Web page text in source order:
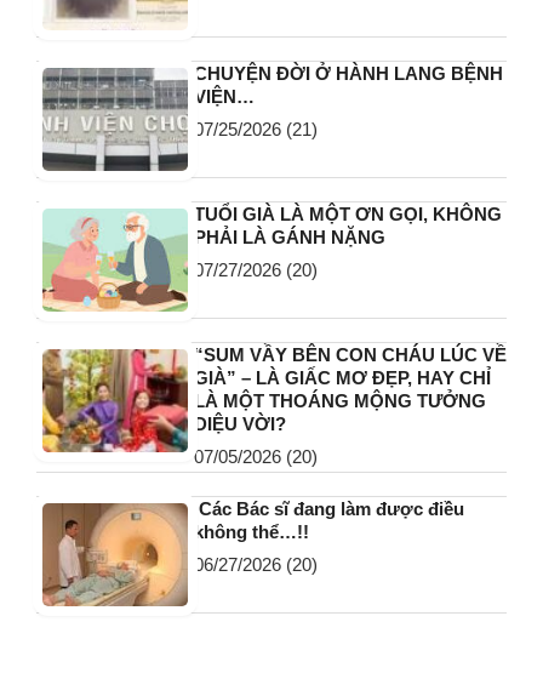
CHUYỆN ĐỜI Ở HÀNH LANG BỆNH
VIỆN…
07/25/2026 (21)
TUỔI GIÀ LÀ MỘT ƠN GỌI, KHÔNG
PHẢI LÀ GÁNH NẶNG
07/27/2026 (20)
“SUM VẦY BÊN CON CHÁU LÚC VỀ
GIÀ” – LÀ GIẤC MƠ ĐẸP, HAY CHỈ
LÀ MỘT THOÁNG MỘNG TƯỞNG
DIỆU VỜI?
07/05/2026 (20)
Các Bác sĩ đang làm được điều
không thể…!!
06/27/2026 (20)